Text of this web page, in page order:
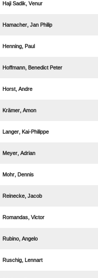
  
  
 
  
 
 
 
 
 
 
 
 
 